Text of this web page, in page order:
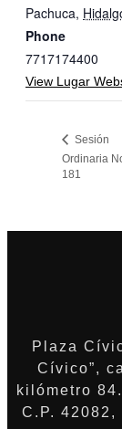
Pachuca,
Phone
7717174400
View Lugar
Sesión
Ordinaria
181
Plaza
Cívico”,
kilómetro
C.P.